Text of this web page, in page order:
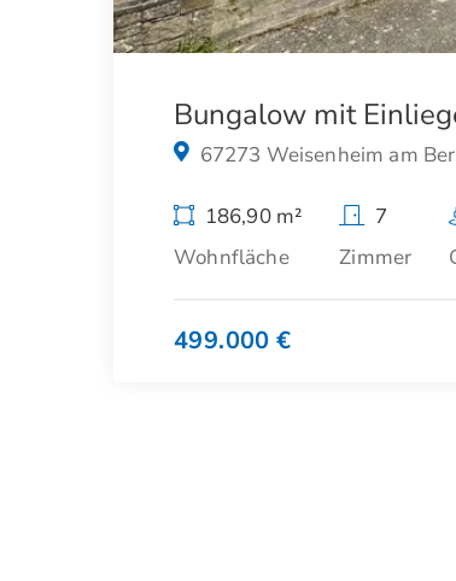
Bungalow mit
67273 Weisenheim am
186,90 m²
Wohnfläche
7
Zimmer
499.000 €